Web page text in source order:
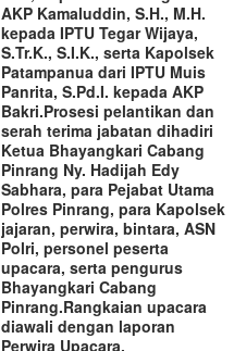
AKP Kamaluddin, S.H., M.H.
kepada IPTU Tegar Wijaya,
S.Tr.K., S.I.K., serta Kapolsek
Patampanua dari IPTU Muis
Panrita, S.Pd.I. kepada AKP
Bakri.‎‎Prosesi pelantikan dan
serah terima jabatan dihadiri
Ketua Bhayangkari Cabang
Pinrang Ny. Hadijah Edy
Sabhara, para Pejabat Utama
Polres Pinrang, para Kapolsek
jajaran, perwira, bintara, ASN
Polri, personel peserta
upacara, serta pengurus
Bhayangkari Cabang
Pinrang.‎‎Rangkaian upacara
diawali dengan laporan
Perwira Upacara,